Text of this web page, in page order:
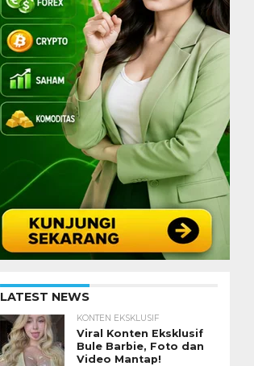
LATEST NEWS
KONTEN EKSKLUSIF
Viral Konten Eksklusif
Bule Barbie, Foto dan
Video Mantap!